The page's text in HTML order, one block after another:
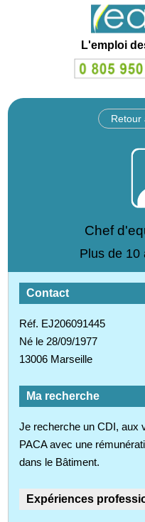
L'emploi
Retour
Chef
Plus de 10
Contact
Réf. EJ206091445
Né le 28/09/1977
13006 Marseille
Ma recherche
Je recherche un CDI, aux
PACA avec une
dans le Bâtiment.
Expériences